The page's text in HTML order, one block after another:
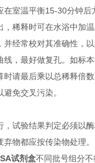
在室温平衡15-30分钟
，稀释时可在水浴中加
经常校对其准确性，
，最好做复孔。如标
时请最后乘以总稀释倍
免交叉污染。
试验结果判定必须以
物都应按传染物处理。
试剂盒不同批号组分